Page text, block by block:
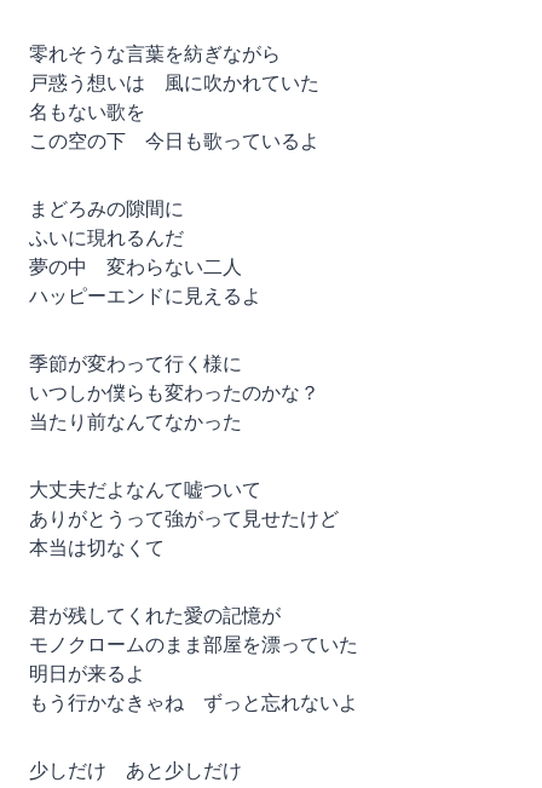
零れそうな言葉を紡ぎながら
戸惑う想いは 風に吹かれていた
名もない歌を
この空の下 今日も歌っているよ
まどろみの隙間に
ふいに現れるんだ
夢の中 変わらない二人
ハッピーエンドに見えるよ
季節が変わって行く様に
いつしか僕らも変わったのかな？
当たり前なんてなかった
大丈夫だよなんて嘘ついて
ありがとうって強がって見せたけど
本当は切なくて
君が残してくれた愛の記憶が
モノクロームのまま部屋を漂っていた
明日が来るよ
もう行かなきゃね ずっと忘れないよ
少しだけ あと少しだけ